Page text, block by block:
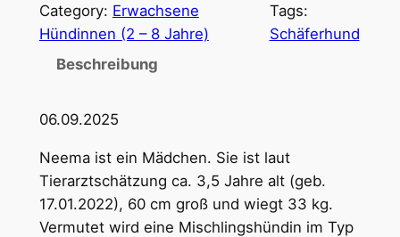
Category: Erwachsene
Hündinnen (2 – 8 Jahre)
Tags:
Schäferhund
Beschreibung
06.09.2025
Neema ist ein Mädchen. Sie ist laut
Tierarztschätzung ca. 3,5 Jahre alt (geb.
17.01.2022), 60 cm groß und wiegt 33 kg.
Vermutet wird eine Mischlingshündin im Typ